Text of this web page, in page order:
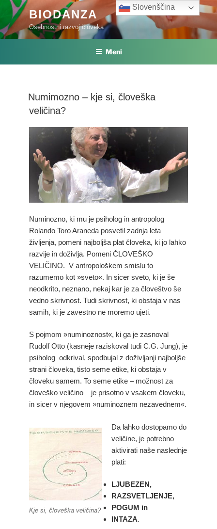
Skoči
vsebino
BIODANZA
Osebnostni razvoj človeka
Meni
Numimozno – kje si, človeška
veličina?
Numinozno, ki mu je psiholog in antropolog
Rolando Toro Araneda posvetil zadnja leta
življenja, pomeni najboljša plat človeka, ki jo lahko
razvije in doživlja. Pomeni ČLOVEŠKO
VELIČINO. V antropološkem smislu to
razumemo kot »sveto«. In sicer sveto, ki je še
neodkrito, neznano, nekaj kar je za človeštvo še
vedno skrivnost. Tudi skrivnost, ki obstaja v nas
samih, ki je zavestno ne moremo ujeti.
S pojmom »numinoznost«, ki ga je zasnoval
Rudolf Otto (kasneje raziskoval tudi C.G. Jung), je
psiholog odkrival, spodbujal z doživljanji najboljše
strani človeka, tisto seme etike, ki obstaja v
človeku samem. To seme etike – možnost za
človeško veličino – je prisotno v vsakem človeku,
in sicer v njegovem »numinoznem nezavednem«.
Kje si, človeška veličina?
Da lahko dostopamo do
veličine, je potrebno
aktivirati naše naslednje
plati:
LJUBEZEN,
RAZSVETLJENJE,
POGUM in
INTAZA.
Slovenščina